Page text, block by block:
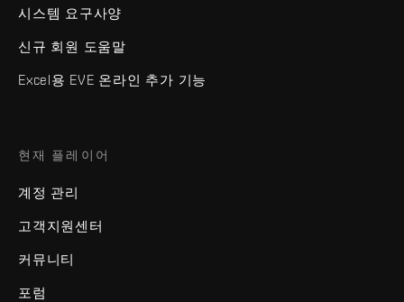
시스템 요구사양
신규 회원 도움말
Excel용 EVE 온라인 추가 기능
현재 플레이어
계정 관리
고객지원센터
커뮤니티
포럼